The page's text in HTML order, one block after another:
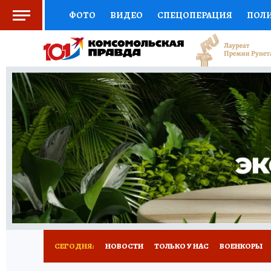
ФОТО ВИДЕО СПЕЦОПЕРАЦИЯ
СОЦПОДДЕРЖКА НАУКА СПОРТ
ВЫБОР ЭКСПЕРТОВ ДОКТОР
КНИЖНАЯ ПОЛКА ПРОГНОЗЫ НА СПОРТ
ПРЕСС-ЦЕНТР НЕДВИЖИМОСТЬ
РАДИО КП РЕКЛАМА ТЕСТЫ НОВОЕ
СЕГОДНЯ: НОВОСТИ ТОЛЬКО У НАС ВОЕНКОРЫ